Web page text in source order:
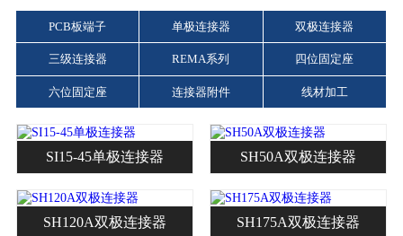
PCB板端子 单极连接器 双极连接器
三级连接器 REMA系列 四位固定座
六位固定座 连接器附件 线材加工
SI15-45单极连接器 SH50A双极连接器
SH120A双极连接器 SH175A双极连接器